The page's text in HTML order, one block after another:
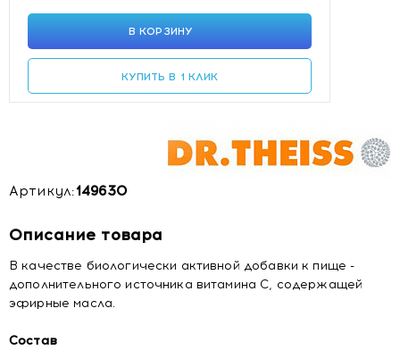
В КОРЗИНУ
КУПИТЬ В 1 КЛИК
Артикул:149630
Описание товара
В качестве биологически активной добавки к пище -
дополнительного источника витамина С, содержащей
эфирные масла.
Состав